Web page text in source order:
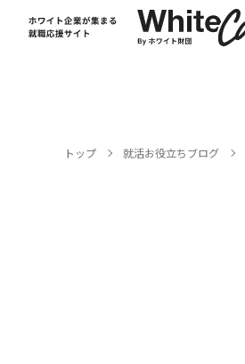
トップ 就活お役⽴ちブログ